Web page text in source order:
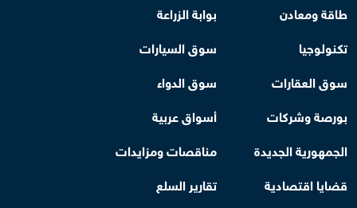
طاقة ومعادن
بوابة الزراعة
تكنولوجيا
سوق السيارات
سوق العقارات
سوق الدواء
بورصة وشركات
أسواق عربية
الجمهورية الجديدة
مناقصات ومزايدات
قضايا اقتصادية
تقارير السلع